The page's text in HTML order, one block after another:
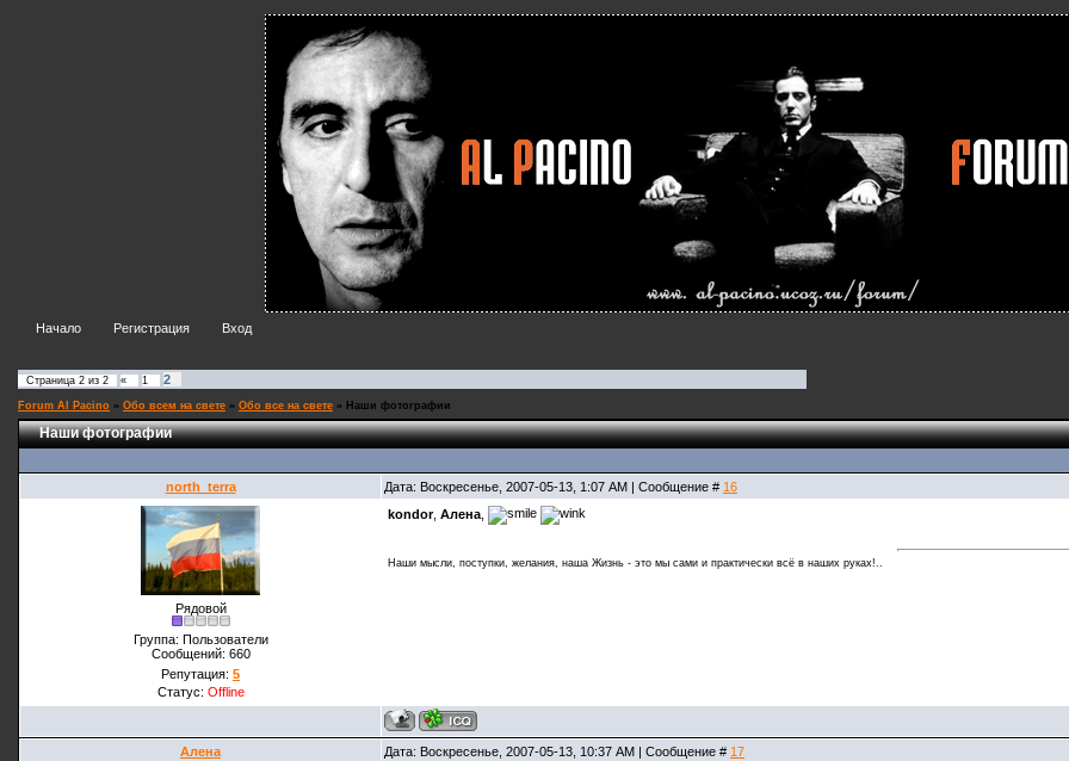
Начало Регистрация
Вход
Страница 2 из 2 « 1 2
Forum Al Pacino » Обо всем на свете » Обо все на свете » Наши фотографии
Наши фотографии
north_terra Дата: Воскресенье, 2007-05-13, 1:07 AM | Сообщение # 16
Рядовой
Группа: Пользователи
Сообщений: 660
Репутация: 5
Статус: Offline
kondor, Алена
Наши мысли, поступки, желания, наша Жизнь - это мы сами и практически всё в наших руках!..
Алена Дата: Воскресенье, 2007-05-13, 10:37 AM | Сообщение # 17